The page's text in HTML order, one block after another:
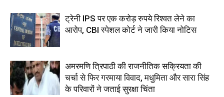
ट्रेनी IPS पर एक करोड़ रुपये रिश्वत लेने का
आरोप, CBI स्पेशल कोर्ट ने जारी किया नोटिस
अमरमणि त्रिपाठी की राजनीतिक सक्रियता की
चर्चा से फिर गरमाया विवाद, मधुमिता और सारा सिंह
के परिवारों ने जताई सुरक्षा चिंता